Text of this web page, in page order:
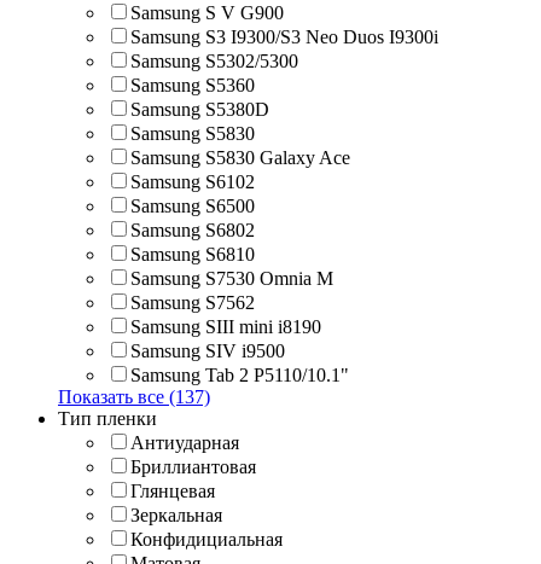
Samsung S V G900
Samsung S3 I9300/S3 Neo Duos I9300i
Samsung S5302/5300
Samsung S5360
Samsung S5380D
Samsung S5830
Samsung S5830 Galaxy Ace
Samsung S6102
Samsung S6500
Samsung S6802
Samsung S6810
Samsung S7530 Omnia M
Samsung S7562
Samsung SIII mini i8190
Samsung SIV i9500
Samsung Tab 2 P5110/10.1"
Показать все (137)
Тип пленки
Антиударная
Бриллиантовая
Глянцевая
Зеркальная
Конфидициальная